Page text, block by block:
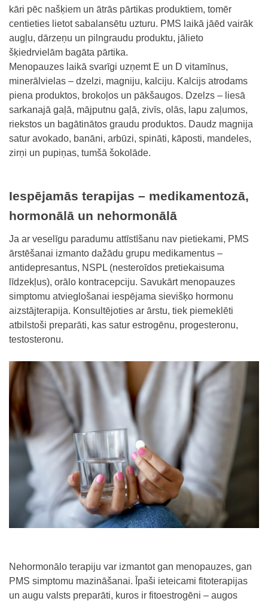
kāri pēc našķiem un ātrās pārtikas produktiem, tomēr
centieties lietot sabalansētu uzturu. PMS laikā jāēd vairāk
augļu, dārzeņu un pilngraudu produktu, jālieto
šķiedrvielām bagāta pārtika.
Menopauzes laikā svarīgi uzņemt E un D vitamīnus,
minerālvielas – dzelzi, magniju, kalciju. Kalcijs atrodams
piena produktos, brokoļos un pākšaugos. Dzelzs – liesā
sarkanajā gaļā, mājputnu gaļā, zivīs, olās, lapu zaļumos,
riekstos un bagātinātos graudu produktos. Daudz magnija
satur avokado, banāni, arbūzi, spināti, kāposti, mandeles,
zirņi un pupiņas, tumšā šokolāde.
Iespējamās terapijas – medikamentozā,
hormonālā un nehormonālā
Ja ar veselīgu paradumu attīstīšanu nav pietiekami, PMS
ārstēšanai izmanto dažādu grupu medikamentus –
antidepresantus, NSPL (nesteroīdos pretiekaisuma
līdzekļus), orālo kontracepciju. Savukārt menopauzes
simptomu atvieglošanai iespējama sievišķo hormonu
aizstājterapija. Konsultējoties ar ārstu, tiek piemeklēti
atbilstoši preparāti, kas satur estrogēnu, progesteronu,
testosteronu.
Nehormonālo terapiju var izmantot gan menopauzes, gan
PMS simptomu mazināšanai. Īpaši ieteicami fitoterapijas
un augu valsts preparāti, kuros ir fitoestrogēni – augos